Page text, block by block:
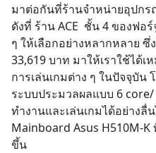
มาต่อกันที่ร้านจำหน่ายอุปก
ดังที่ ร้านACE ชั้น 4 ของฟอ
ๆ ให้เลือกอย่างหลากหลาย ซึ่
33,619 บาท มาให้เราใช้ได้
การเล่นเกมต่าง ๆ ในปัจจุบัน
ระบบประมวลผลแบบ 6
ทำงานและเล่นเกมได้อย่าง
Mainboard Asus H510M-K
ขึ้น